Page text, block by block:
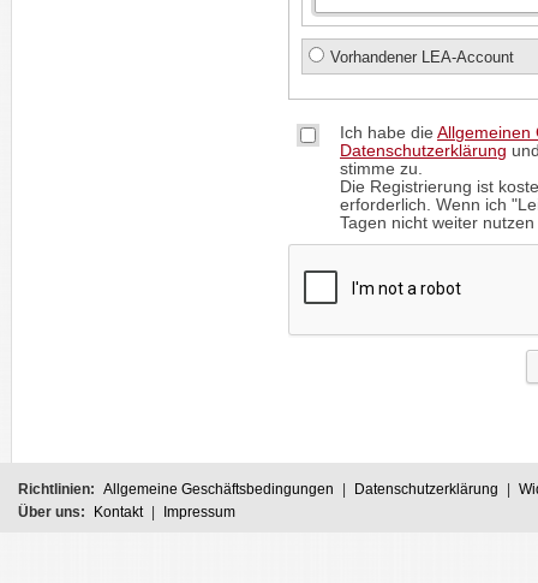
Vorhandener LEA-Account
Ich habe die Allgemeinen
Datenschutzerklärung
stimme zu.
Die Registrierung ist
erforderlich. Wenn ich
Tagen nicht weiter
Richtlinien: Allgemeine Geschäftsbedingungen Datenschutzerklärung
Über uns:
Kontakt Impressum